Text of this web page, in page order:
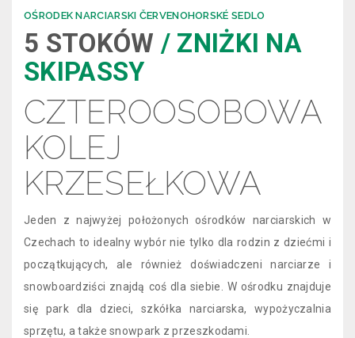
OŚRODEK NARCIARSKI ČERVENOHORSKÉ SEDLO
5 STOKÓW / ZNIŻKI NA
SKIPASSY
CZTEROOSOBOWA
KOLEJ
KRZESEŁKOWA
Jeden z najwyżej położonych ośrodków narciarskich w
Czechach to idealny wybór nie tylko dla rodzin z dziećmi i
początkujących, ale również doświadczeni narciarze i
snowboardziści znajdą coś dla siebie. W ośrodku znajduje
się park dla dzieci, szkółka narciarska, wypożyczalnia
sprzętu, a także snowpark z przeszkodami.